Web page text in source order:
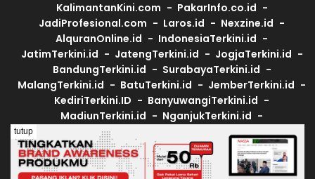
KalimantanKini.com
PakarInfo.co.id
JadiProfesional.com
Laros.id
Nexzine.id
AlquranOnline.id
IndonesiaTerkini.id
JatimTerkini.id
JatengTerkini.id
JogjaTerkini.id
BandungTerkini.id
SurabayaTerkini.id
MalangTerkini.id
BatuTerkini.id
JemberTerkini.id
KediriTerkini.ID
BanyuwangiTerkini.id
MadiunTerkini.id
NganjukTerkini.id
PacitanTerkini.id
LamonganTerkini.id
© Copyright 2025 |MASSA.ID. All rights reserved.
tutup